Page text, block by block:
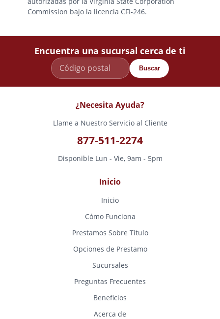
Commission bajo la licencia CFI-246.
Encuentra una sucursal cerca de ti
Buscar
¿Necesita Ayuda?
Llame a Nuestro Servicio al Cliente
877-511-2274
Disponible Lun - Vie, 9am - 5pm
Inicio
Inicio
Cómo Funciona
Prestamos Sobre Titulo
Opciones de Prestamo
Sucursales
Preguntas Frecuentes
Beneficios
Acerca de